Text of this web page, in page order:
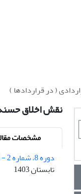
( در قراردادها )
نقش اخلاق
مشخصات
دوره 8، شماره 2 - شماره پیاپی 29
تابستان 1403